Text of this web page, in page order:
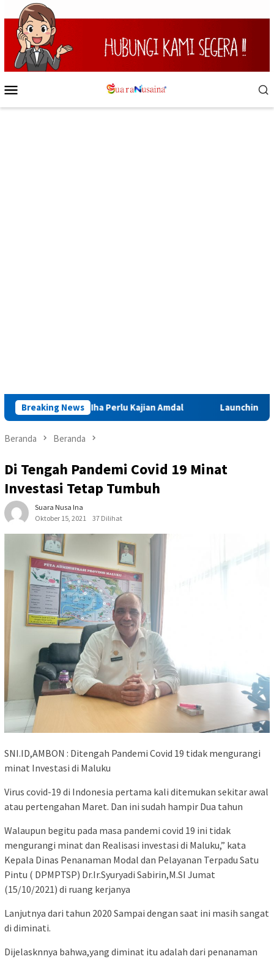
Loncat
ke
konten
Mobile
Breaking News
Sinabar Iha Perlu Kajian Amdal Launching Muktamar
Beranda Beranda
Di Tengah Pandemi Covid 19 Minat
Investasi Tetap Tumbuh
Suara Nusa Ina
Oktober 15, 2021
37 Dilihat
SNI.ID,AMBON : Ditengah Pandemi Covid 19 tidak mengurangi
minat Investasi di Maluku
Virus covid-19 di Indonesia pertama kali ditemukan sekitar awal
atau pertengahan Maret. Dan ini sudah hampir Dua tahun
Walaupun begitu pada masa pandemi covid 19 ini tidak
mengurangi minat dan Realisasi investasi di Maluku,” kata
Kepala Dinas Penanaman Modal dan Pelayanan Terpadu Satu
Pintu ( DPMPTSP) Dr.Ir.Syuryadi Sabirin,M.SI Jumat
(15/10/2021) di ruang kerjanya
Lanjutnya dari tahun 2020 Sampai dengan saat ini masih sangat
di diminati.
Dijelasknnya bahwa,yang diminat itu adalah dari penanaman